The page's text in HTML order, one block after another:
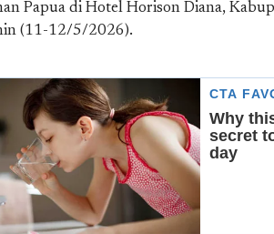
Papua di Hotel Horison Diana,
(11-12/5/2026).